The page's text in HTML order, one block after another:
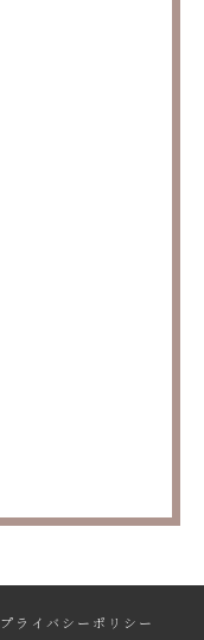
プライバシーポリシー